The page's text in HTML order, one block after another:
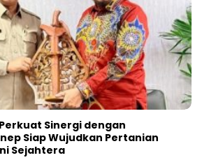
Sinergi dengan
Siap Wujudkan Pertanian
Sejahtera